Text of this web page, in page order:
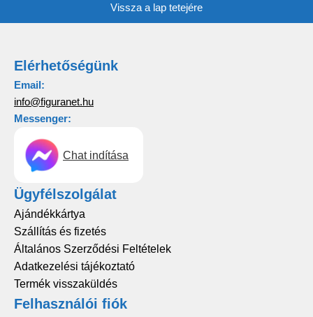
Vissza a lap tetejére
Elérhetőségünk
Email:
info@figuranet.hu
Messenger:
Chat indítása
Ügyfélszolgálat
Ajándékkártya
Szállítás és fizetés
Általános Szerződési Feltételek
Adatkezelési tájékoztató
Termék visszaküldés
Felhasználói fiók